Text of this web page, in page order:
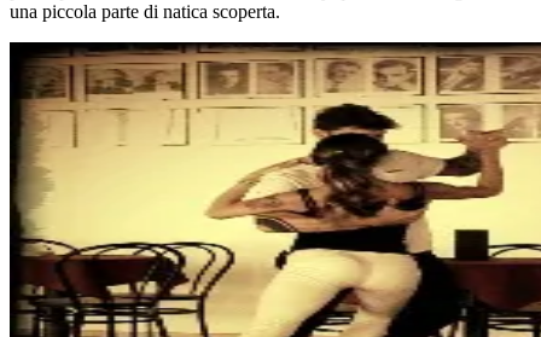
una piccola parte di natica scoperta.